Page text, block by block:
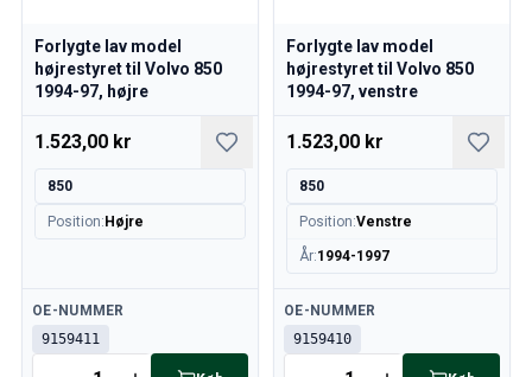
Volvo 850 Kølesystem
Volvo 850 Motordele
Volvo 850 Elektrisk udstyr
Volvo 850 Varmeanlæg
Volvo 850 Diverse dele
Volvo 940/960 Reservedele
Motor
Brændstof & Udstødning
Fælge & Dæk
Forlygte lav model
højrestyret til Volvo 850
1994-97, højre
1.523,00 kr
850
Position: Højre
Tilgængelig
OE-NUMMER
9159411
Forlygte lav model
højrestyret til Volvo 850
1994-97, venstre
1.523,00 kr
850
Position:Venstre
År:1994-1997
Tilgængelig
OE-NUMMER
9159410